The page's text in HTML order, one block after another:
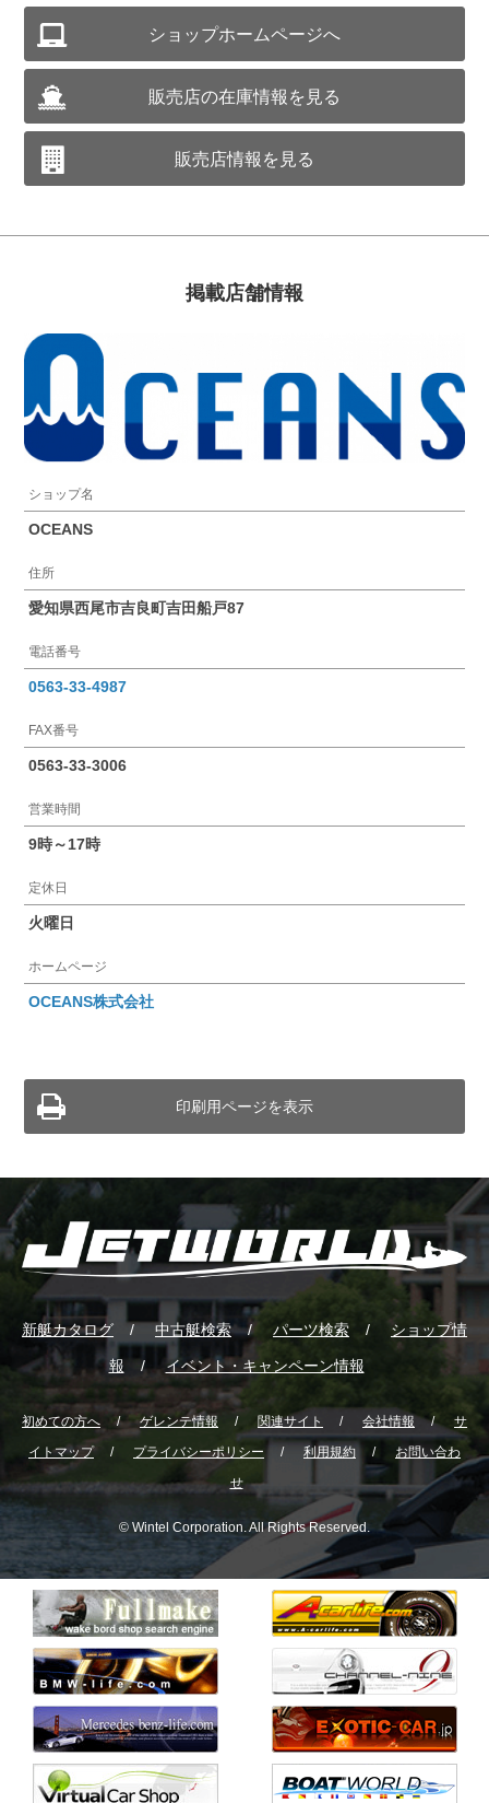
ショップホームページへ
販売店の在庫情報を見る
販売店情報を見る
掲載店舗情報
ショップ名
OCEANS
住所
愛知県西尾市吉良町吉田船戸87
電話番号
0563-33-4987
FAX番号
0563-33-3006
営業時間
9時～17時
定休日
火曜日
ホームページ
OCEANS株式会社
印刷用ページを表示
新艇カタログ 中古艇検索 パーツ検索 ショップ情
報 イベント・キャンペーン情報
初めての方へ ゲレンテ情報 関連サイト 会社情報
サ
イトマップ
プライバシーポリシー 利用規約
お問い合わ
せ
© Wintel Corporation. All Rights Reserved.